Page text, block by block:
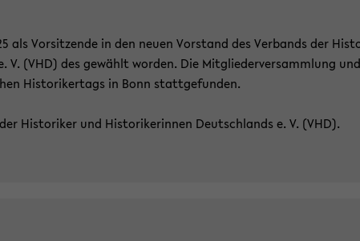
als Vor­sit­zen­de in den neuen Vor­stand des Ver­bands der
V. (VHD) des ge­wählt wor­den. Die Mit­glie­der­ver­samm­lung und
His­to­ri­ker­tags in Bonn statt­ge­fun­den.
His­to­ri­ker und His­to­ri­ke­rin­nen Deutsch­lands e. V. (VHD).